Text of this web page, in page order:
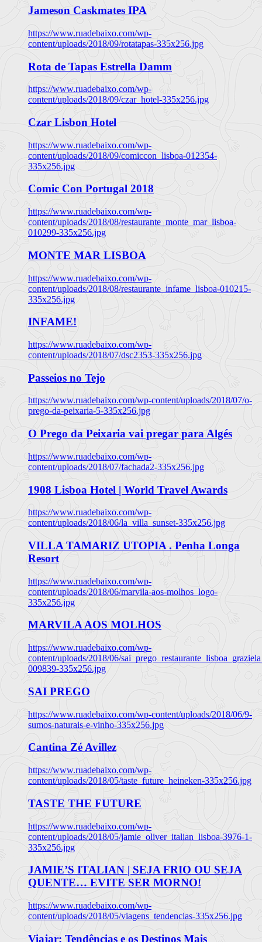
Jameson Caskmates IPA
https://www.ruadebaixo.com/wp-
content/uploads/2018/09/rotatapas-335x256.jpg
Rota de Tapas Estrella Damm
https://www.ruadebaixo.com/wp-
content/uploads/2018/09/czar_hotel-335x256.jpg
Czar Lisbon Hotel
https://www.ruadebaixo.com/wp-
content/uploads/2018/09/comiccon_lisboa-012354-
335x256.jpg
Comic Con Portugal 2018
https://www.ruadebaixo.com/wp-
content/uploads/2018/08/restaurante_monte_mar_lisboa-
010299-335x256.jpg
MONTE MAR LISBOA
https://www.ruadebaixo.com/wp-
content/uploads/2018/08/restaurante_infame_lisboa-010215-
335x256.jpg
INFAME!
https://www.ruadebaixo.com/wp-
content/uploads/2018/07/dsc2353-335x256.jpg
Passeios no Tejo
https://www.ruadebaixo.com/wp-content/uploads/2018/07/o-
prego-da-peixaria-5-335x256.jpg
O Prego da Peixaria vai pregar para Algés
https://www.ruadebaixo.com/wp-
content/uploads/2018/07/fachada2-335x256.jpg
1908 Lisboa Hotel | World Travel Awards
https://www.ruadebaixo.com/wp-
content/uploads/2018/06/la_villa_sunset-335x256.jpg
VILLA TAMARIZ UTOPIA . Penha Longa
Resort
https://www.ruadebaixo.com/wp-
content/uploads/2018/06/marvila-aos-molhos_logo-
335x256.jpg
MARVILA AOS MOLHOS
https://www.ruadebaixo.com/wp-
content/uploads/2018/06/
009839-335x256.jpg
SAI PREGO
https://www.ruadebaixo.com/wp-content/uploads/2018/06/9-
sumos-naturais-e-vinho-335x256.jpg
Cantina Zé Avillez
https://www.ruadebaixo.com/wp-
content/uploads/2018/05/taste_future_heineken-335x256.jpg
TASTE THE FUTURE
https://www.ruadebaixo.com/wp-
content/uploads/2018/05/jamie_oliver_italian_lisboa-3976-1-
335x256.jpg
JAMIE’S ITALIAN | SEJA FRIO OU SEJA
QUENTE… EVITE SER MORNO!
https://www.ruadebaixo.com/wp-
content/uploads/2018/05/viagens_tendencias-335x256.jpg
Viajar: Tendências e os Destinos Mais